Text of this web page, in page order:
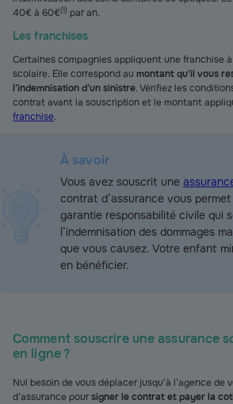
40€ à 60€(1) par an.
Les franchises
Certaines compagnies appliquent une franchise
scolaire. Elle correspond au montant qu’il vous
l’indemnisation d’un sinistre. Vérifiez les
contrat avant la souscription et le montant
franchise.
À savoir
Vous avez souscrit une
contrat d’assurance vous permet
garantie responsabilité civile qui
l’indemnisation des dommages
que vous causez. Votre enfant
en bénéficier.
Comment souscrire une assurance
en ligne ?
Nul besoin de vous déplacer jusqu’à l’agence de
d’assurance poursigner le contrat et payer la